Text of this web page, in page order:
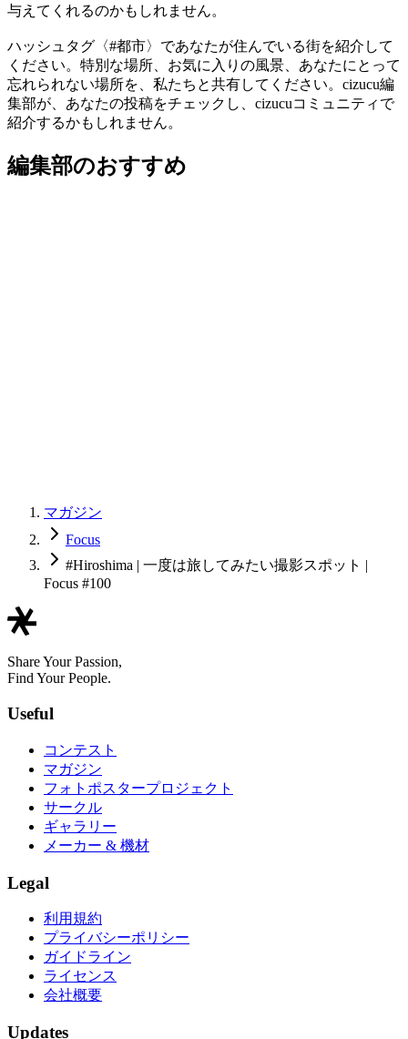
与えてくれるのかもしれません。
ハッシュタグ〈#都市〉であなたが住んでいる街を紹介して
ください。特別な場所、お気に入りの風景、あなたにとって
忘れられない場所を、私たちと共有してください。cizucu編
集部が、あなたの投稿をチェックし、cizucuコミュニティで
紹介するかもしれません。
編集部のおすすめ
マガジン
Focus
#Hiroshima | 一度は旅してみたい撮影スポット |
Focus #100
Share Your Passion,
Find Your People.
Useful
コンテスト
マガジン
フォトポスタープロジェクト
サークル
ギャラリー
メーカー & 機材
Legal
利用規約
プライバシーポリシー
ガイドライン
ライセンス
会社概要
Updates